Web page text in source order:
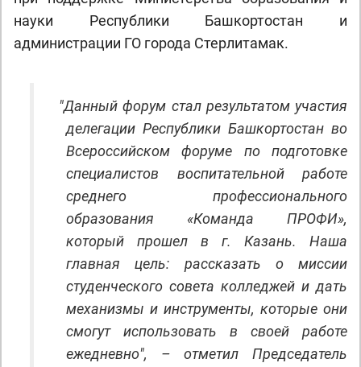
науки Республики Башкортостан и
администрации ГО города Стерлитамак.
"Данный форум стал результатом участия
делегации Республики Башкортостан во
Всероссийском форуме по подготовке
специалистов воспитательной работе
среднего профессионального
образования «Команда ПРОФИ»,
который прошел в г. Казань. Наша
главная цель: рассказать о миссии
студенческого совета колледжей и дать
механизмы и инструменты, которые они
смогут использовать в своей работе
ежедневно", – отметил Председатель